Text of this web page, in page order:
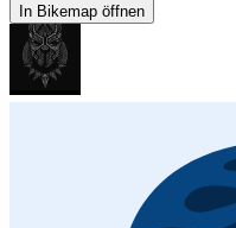
In Bikemap öffnen